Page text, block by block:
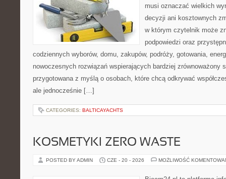
musi oznaczać wielkich
decyzji ani kosztownych
w którym czytelnik może
podpowiedzi oraz
codziennych wyborów, domu, zakupów, podróży, gotowania,
nowoczesnych rozwiązań wspierających bardziej zrównoważony
przygotowana z myślą o osobach, które chcą odkrywać
ale jednocześnie […]
CATEGORIES: BALTICAYACHTS
KOSMETYKI ZERO WASTE
POSTED BY ADMIN CZE - 20 - 2026 MOŻLIWOŚĆ